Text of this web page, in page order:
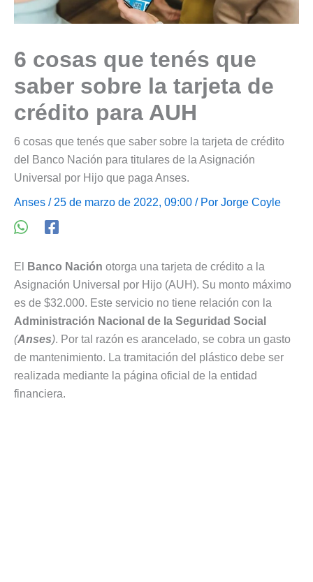
6 cosas que tenés que
saber sobre la tarjeta de
crédito para AUH
6 cosas que tenés que saber sobre la tarjeta de crédito
del Banco Nación para titulares de la Asignación
Universal por Hijo que paga Anses.
Anses / 25 de marzo de 2022, 09:00 / Por Jorge Coyle
El Banco Nación otorga una tarjeta de crédito a la
Asignación Universal por Hijo (AUH). Su monto máximo
es de $32.000. Este servicio no tiene relación con la
Administración Nacional de la Seguridad Social
(Anses). Por tal razón es arancelado, se cobra un gasto
de mantenimiento. La tramitación del plástico debe ser
realizada mediante la página oficial de la entidad
financiera.